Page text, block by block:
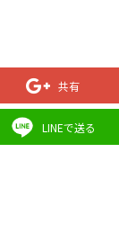
共有
LINEで送る